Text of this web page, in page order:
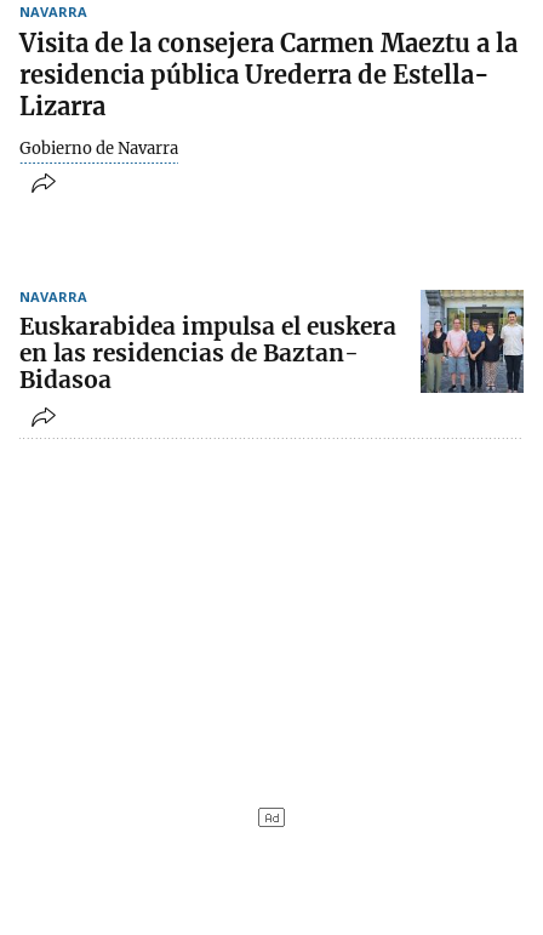
NAVARRA
Visita de la consejera Carmen Maeztu a la
residencia pública Urederra de Estella-
Lizarra
Gobierno de Navarra
NAVARRA
Euskarabidea impulsa el euskera
en las residencias de Baztan-
Bidasoa